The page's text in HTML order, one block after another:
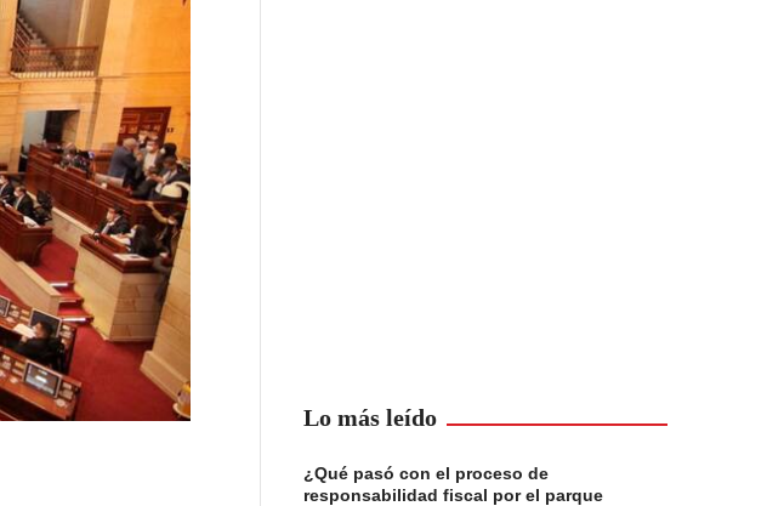
Lo más leído
¿Qué pasó con el proceso de
responsabilidad fiscal por el parque